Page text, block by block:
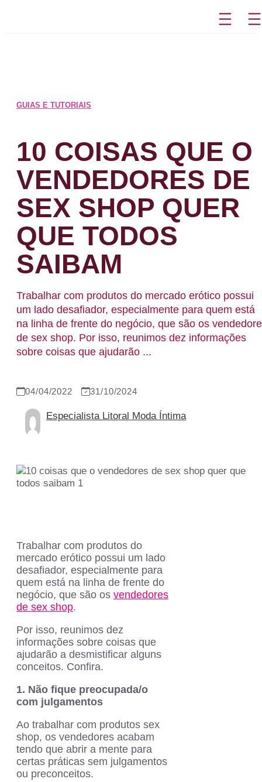
GUIAS E TUTORIAIS
10 COISAS QUE O
VENDEDORES DE
SEX SHOP QUER
QUE TODOS
SAIBAM
Trabalhar com produtos do mercado erótico possui
um lado desafiador, especialmente para quem está
na linha de frente do negócio, que são os
de sex shop. Por isso, reunimos dez informações
sobre coisas que ajudarão ...
04/04/2022 31/10/2024
Especialista Litoral Moda Íntima
Trabalhar com produtos do
mercado erótico possui um lado
desafiador, especialmente para
quem está na linha de frente do
negócio, que são os vendedores
de sex shop.
Por isso, reunimos dez
informações sobre coisas que
ajudarão a desmistificar alguns
conceitos. Confira.
1. Não fique preocupada/o
com julgamentos
Ao trabalhar com produtos sex
shop, os vendedores acabam
tendo que abrir a mente para
certas práticas sem julgamentos
ou preconceitos.